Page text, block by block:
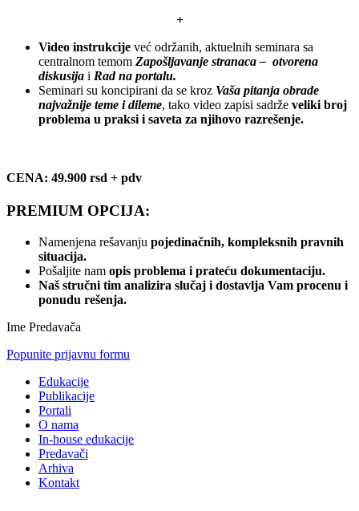
+
Video instrukcije već održanih, aktuelnih seminara sa
centralnom temom Zapošljavanje stranaca – otvorena
diskusija i Rad na portalu.
Seminari su koncipirani da se kroz Vaša pitanja obrade
najvažnije teme i dileme, tako video zapisi sadrže veliki broj
problema u praksi i saveta za njihovo razrešenje.
CENA: 49.900 rsd + pdv
PREMIUM OPCIJA:
Namenjena rešavanju pojedinačnih, kompleksnih pravnih
situacija.
Pošaljite nam opis problema i prateću dokumentaciju.
Naš stručni tim analizira slučaj i dostavlja Vam procenu i
ponudu rešenja.
Ime Predavača
Popunite prijavnu formu
Edukacije
Publikacije
Portali
O nama
In-house edukacije
Predavači
Arhiva
Kontakt